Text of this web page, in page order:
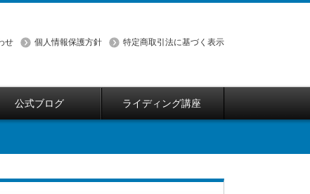
せ 個人情報保護方針 特定商取引法に基づく表示
公式ブログ ライディング講座